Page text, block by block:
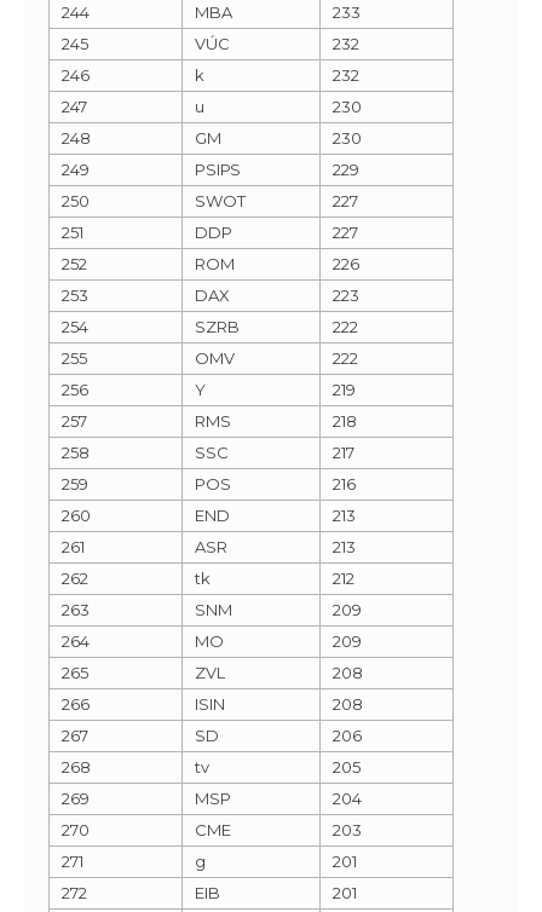
244
MBA
233
245
VÚC
232
246
k
232
247
u
230
248
GM
230
249
PSIPS
229
250
SWOT
227
251
DDP
227
252
ROM
226
253
DAX
223
254
SZRB
222
255
OMV
222
256
Y
219
257
RMS
218
258
SSC
217
259
POS
216
260
END
213
261
ASR
213
262
tk
212
263
SNM
209
264
MO
209
265
ZVL
208
266
ISIN
208
267
SD
206
268
tv
205
269
MSP
204
270
CME
203
271
g
201
272
EIB
201